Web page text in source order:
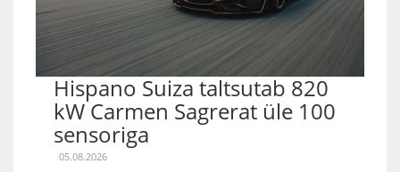
Hispano Suiza taltsutab 820
kW Carmen Sagrerat üle 100
sensoriga
05.08.2026